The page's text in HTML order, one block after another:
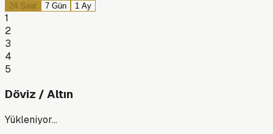
24 Saat 7 Gün 1 Ay
1
2
3
4
5
Döviz / Altın
Yükleniyor…